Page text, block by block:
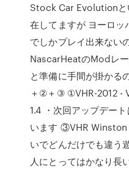
Stock Car Evolutionと
在してますが ヨーロ
でしかプレイ出来ない
NascarHeatのModレ
と準備に手間が掛かる
＋②＋③ ①VHR-2012 -
1.4 ・次回アップデー
います ③VHR
いでどんだけでも違う
人にとってはかなり長